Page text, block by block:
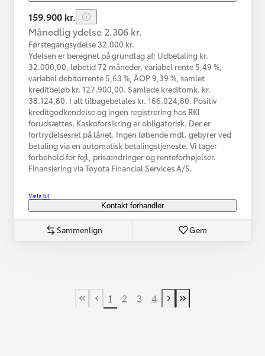
159.900 kr.
Månedlig ydelse 2.306 kr.
Førstegangsydelse 32.000 kr.
Ydelsen er beregnet på grundlag af: Udbetaling kr.
32.000,00, løbetid 72 måneder, variabel rente 5,49 %,
variabel debitorrente 5,63 %, ÅOP 9,39 %, samlet
kreditbeløb kr. 127.900,00. Samlede kreditomk. kr.
38.124,80. I alt tilbagebetales kr. 166.024,80. Positiv
kreditgodkendelse og ingen registrering hos RKI
forudsættes. Kaskoforsikring er obligatorisk. Der er
fortrydelsesret på lånet. Ingen løbende mdl. gebyrer ved
betaling via en automatisk betalingstjeneste. Vi tager
forbehold for fejl, prisændringer og renteforhøjelser.
Finansiering via Toyota Financial Services A/S.
Vælg bil
Kontakt forhandler
Sammenlign Gem
First Page
Tidligere side
1 2 3 4
Næste side
Last Page